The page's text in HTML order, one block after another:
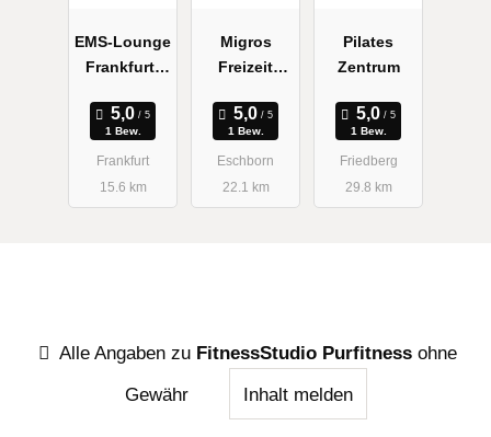
EMS-Lounge
Frankfurt-
l
1 Bew.
Frankfurt
15.6 km
Migros
Freizeit
GmbH
1 Bew.
Eschborn
22.1 km
Pilates
Zentrum
1 Bew.
Friedberg
29.8 km
Alle Angaben zu FitnessStudio Purfitness ohne
Gewähr
Inhalt melden